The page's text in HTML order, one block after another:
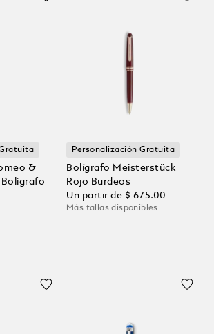
&
Bolígrafo
Personalización Gratuita
Bolígrafo Meisterstück
Rojo Burdeos
Un partir de $ 675.00
Más tallas disponibles